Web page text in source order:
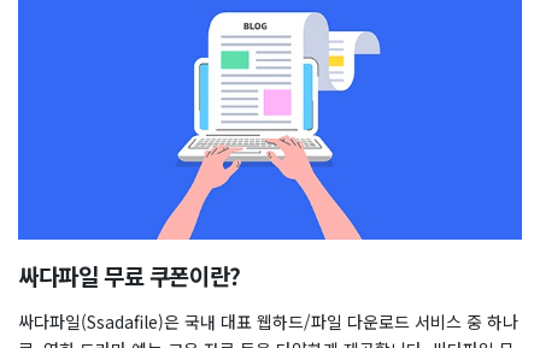
싸다파일 무료 쿠폰이란?
싸다파일(Ssadafile)은 국내 대표 웹하드/파일 다운로드 서비스 중 하나